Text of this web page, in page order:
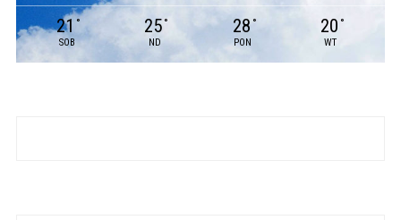
21 °
SOB
25 °
ND
28 °
PON
20 °
WT